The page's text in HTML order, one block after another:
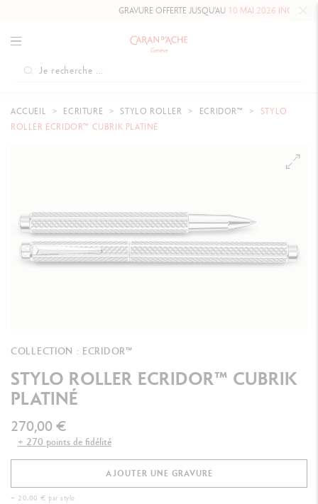
GRAVURE OFFERTE JUSQU'AU10 MAI 2026 INCLUSSUR
ACCUEIL ECRITURE STYLO ROLLER ECRIDOR™
STYLO
ROLLER ECRIDOR™ CUBRIK PLATINÉ
COLLECTION : ECRIDOR™
STYLO ROLLER ECRIDOR™ CUBRIK
PLATINÉ
270,00 €
+ 270 points de fidélité
AJOUTER UNE GRAVURE
+ 20,00 € par stylo